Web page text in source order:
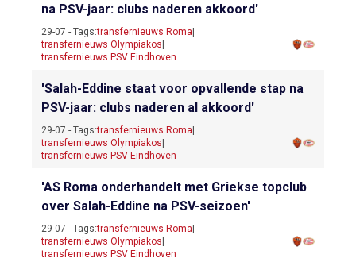
na PSV-jaar: clubs naderen akkoord'
29-07 - Tags:transfernieuws Roma
transfernieuws Olympiakos
transfernieuws PSV Eindhoven
'Salah-Eddine staat voor opvallende stap na
PSV-jaar: clubs naderen al akkoord'
29-07 - Tags:transfernieuws Roma
transfernieuws Olympiakos
transfernieuws PSV Eindhoven
'AS Roma onderhandelt met Griekse topclub
over Salah-Eddine na PSV-seizoen'
29-07 - Tags:transfernieuws Roma
transfernieuws Olympiakos
transfernieuws PSV Eindhoven